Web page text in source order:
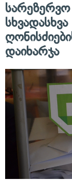
დაიხარჯა